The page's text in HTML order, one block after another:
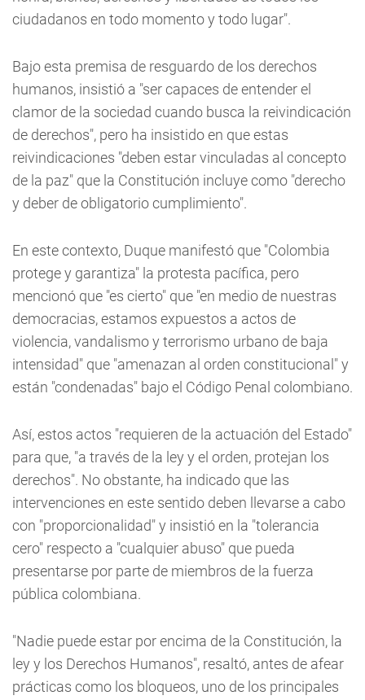
ciudadanos en todo momento y todo lugar".
Bajo esta premisa de resguardo de los derechos
humanos, insistió a "ser capaces de entender el
clamor de la sociedad cuando busca la reivindicación
de derechos", pero ha insistido en que estas
reivindicaciones "deben estar vinculadas al concepto
de la paz" que la Constitución incluye como "derecho
y deber de obligatorio cumplimiento".
En este contexto, Duque manifestó que "Colombia
protege y garantiza" la protesta pacífica, pero
mencionó que "es cierto" que "en medio de nuestras
democracias, estamos expuestos a actos de
violencia, vandalismo y terrorismo urbano de baja
intensidad" que "amenazan al orden constitucional" y
están "condenadas" bajo el Código Penal colombiano.
Así, estos actos "requieren de la actuación del Estado"
para que, "a través de la ley y el orden, protejan los
derechos". No obstante, ha indicado que las
intervenciones en este sentido deben llevarse a cabo
con "proporcionalidad" y insistió en la "tolerancia
cero" respecto a "cualquier abuso" que pueda
presentarse por parte de miembros de la fuerza
pública colombiana.
"Nadie puede estar por encima de la Constitución, la
ley y los Derechos Humanos", resaltó, antes de afear
prácticas como los bloqueos, uno de los principales